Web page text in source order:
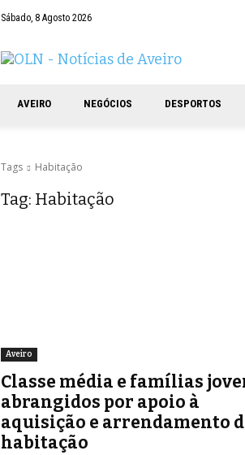
Sábado, 8 Agosto 2026
AVEIRO NEGÓCIOS DESPORTOS
Tags Habitação
Tag: Habitação
Aveiro
Classe média e famílias
abrangidos por apoio à
aquisição e arrendamento
habitação